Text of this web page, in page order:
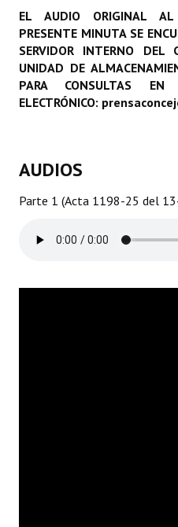
Concejales Mandato Cumplido
Programas
LEGISLACIÓN
Constitución Provincial
Carta Orgánica 2007
EL AUDIO ORIGINAL AL
PRESENTE MINUTA SE
SERVIDOR INTERNO DEL
UNIDAD DE
PARA CONSULTAS EN
ELECTRÓNICO:
AUDIOS
Parte 1 (Acta 1198-25 del